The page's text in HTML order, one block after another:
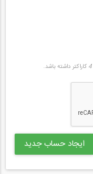
4 کاراکتر داشته باشد.